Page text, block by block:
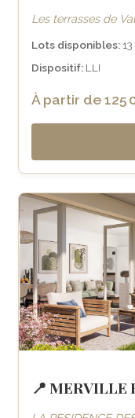
Les terrasses de
Lots disponibles: 13
Dispositif: LLI
À partir de 125
📍 MERVILLE